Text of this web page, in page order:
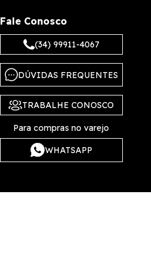
Fale Conosco
(34) 99911-4067
DÚVIDAS FREQUENTES
TRABALHE CONOSCO
Para compras no varejo
WHATSAPP